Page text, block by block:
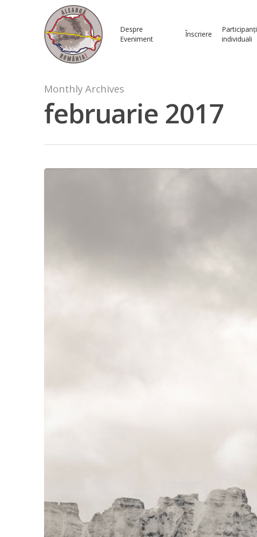
Despre
Eveniment
Înscriere
Participanți
individuali
Monthly Archives
februarie 2017